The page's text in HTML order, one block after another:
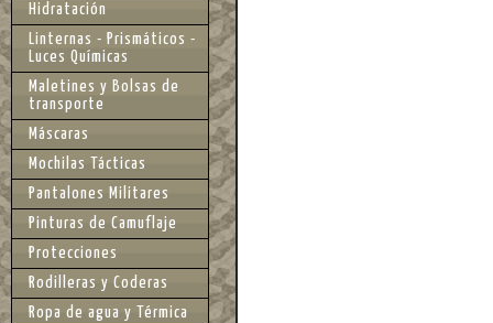
Hidratación
Linternas - Prismáticos -
Luces Químicas
Maletines y Bolsas de
transporte
Máscaras
Mochilas Tácticas
Pantalones Militares
Pinturas de Camuflaje
Protecciones
Rodilleras y Coderas
Ropa de agua y Térmica